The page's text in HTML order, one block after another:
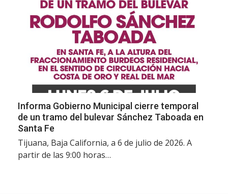
Informa Gobierno Municipal cierre temporal
de un tramo del bulevar Sánchez Taboada en
Santa Fe
Tijuana, Baja California, a 6 de julio de 2026. A
partir de las 9:00 horas…